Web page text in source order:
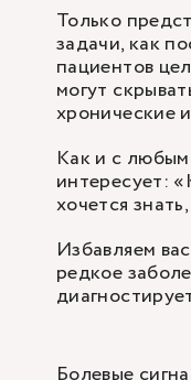
Только
задачи, как
пациентов
могут
хронические
Как и с
интересует:
хочется
Избавляем
редкое